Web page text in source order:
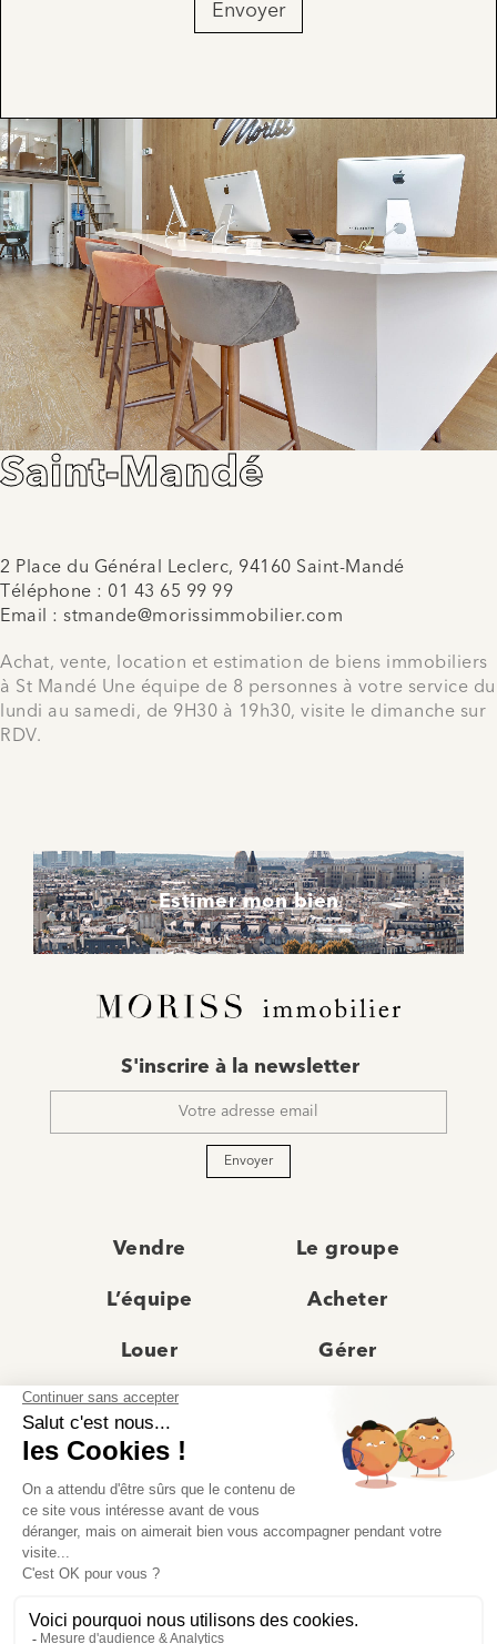
Envoyer
Saint-Mandé
2 Place du Général Leclerc, 94160 Saint-Mandé
Téléphone : 01 43 65 99 99
Email : stmande@morissimmobilier.com
Achat, vente, location et estimation de biens immobiliers
à St Mandé Une équipe de 8 personnes à votre service du
lundi au samedi, de 9H30 à 19h30, visite le dimanche sur
RDV.
Estimer mon bien
mail
S'inscrire à la newsletter
Envoyer
Vendre Le groupe
L’équipe Acheter
Louer Gérer
Actualités
Recrutement Avis clients
Prestige
© Moriss Immobilier 2025 – Tous droits réservés –
Politique de confidentialité